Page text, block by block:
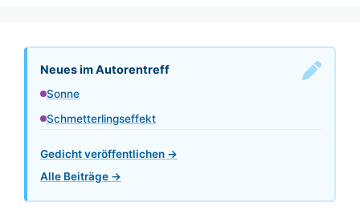
Neues im Autorentreff
Sonne
Schmetterlingseffekt
Gedicht veröffentlichen →
Alle Beiträge →